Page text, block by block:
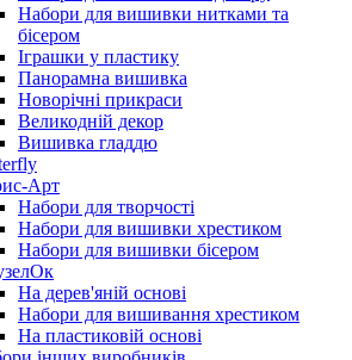
Набори для вишивки нитками та
бісером
Іграшки у пластику
Панорамна вишивка
Новорічні прикраси
Великодній декор
Вишивка гладдю
Арт
Набори для творчості
Набори для вишивки хрестиком
Набори для вишивки бісером
На дерев'яній основі
Набори для вишивання хрестиком
На пластиковій основі